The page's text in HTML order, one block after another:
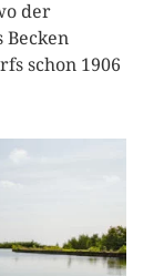
der
Becken
schon 1906